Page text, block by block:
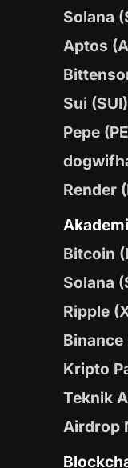
Solana
Aptos
Sui
Pepe
Render
Akademi
Bitcoin
Solana
Ripple
Binance
Kripto
Teknik
Airdrop